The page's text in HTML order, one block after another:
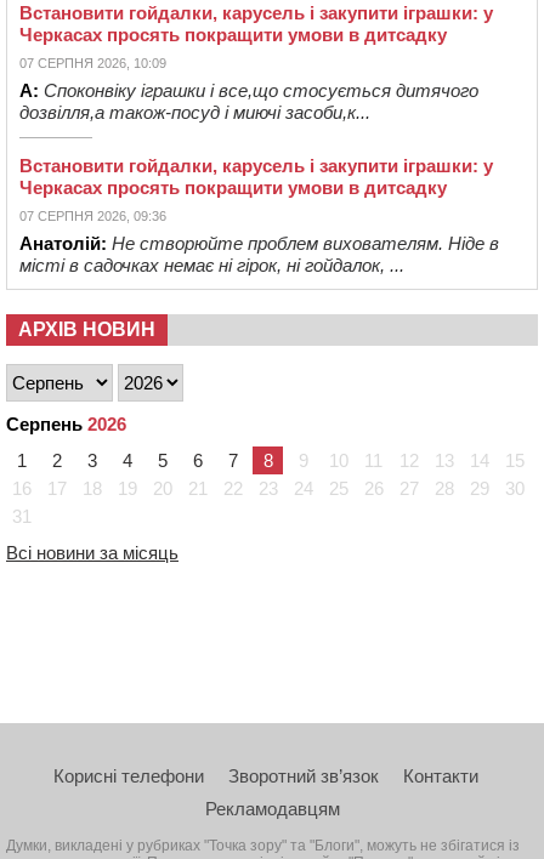
Встановити гойдалки, карусель і закупити іграшки: у
Черкасах просять покращити умови в дитсадку
07 СЕРПНЯ 2026, 10:09
А: Споконвіку іграшки і все,що стосується дитячого
дозвілля,а також-посуд і миючі засоби,к...
Встановити гойдалки, карусель і закупити іграшки: у
Черкасах просять покращити умови в дитсадку
07 СЕРПНЯ 2026, 09:36
Анатолій: Не створюйте проблем вихователям. Ніде в
місті в садочках немає ні гірок, ні гойдалок, ...
АРХІВ НОВИН
Серпень 2026
1
2 3 4 5 6 7 8 9 10 11 12 13 14
15
16
17 18 19 20 21 22 23 24 25 26 27 28 29
30
31
Всі новини за місяць
Корисні телефони Зворотний зв’язок
Контакти
Рекламодавцям
Думки, викладені у рубриках "Точка зору" та "Блоги", можуть не збігатися із